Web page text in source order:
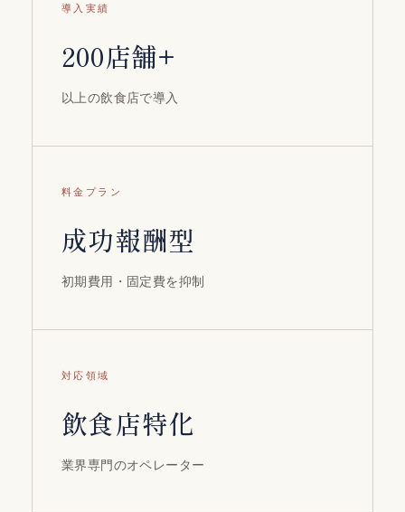
導入実績
200店舗+
以上の飲食店で導入
料金プラン
成功報酬型
初期費用・固定費を抑制
対応領域
飲食店特化
業界専門のオペレーター